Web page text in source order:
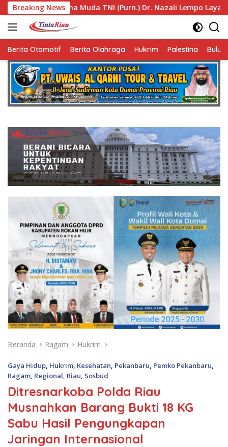
Langsung
ke
konten
Breaking News
TNI (Purn.) Dr. Nazali Lempo Layak Dipertimbangkan
Berita Otomotif Berita Olahraga Hukrim Palestina
Beranda Ragam Hukrim
Gaya Hidup Hukrim Kesehatan Pekanbaru Pemko Pekanbaru
Ragam Regional Riau Sosbud
Ditresnarkoba Polda Riau
Musnahkan Barang Bukti 18 KG
Sabu Hasil Pengungkapan
Jaringan Internasional